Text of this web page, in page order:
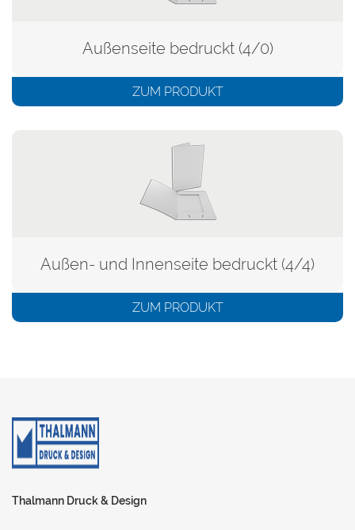
Außenseite bedruckt (4/0)
ZUM PRODUKT
Außen- und Innenseite bedruckt (4/4)
ZUM PRODUKT
Thalmann Druck & Design